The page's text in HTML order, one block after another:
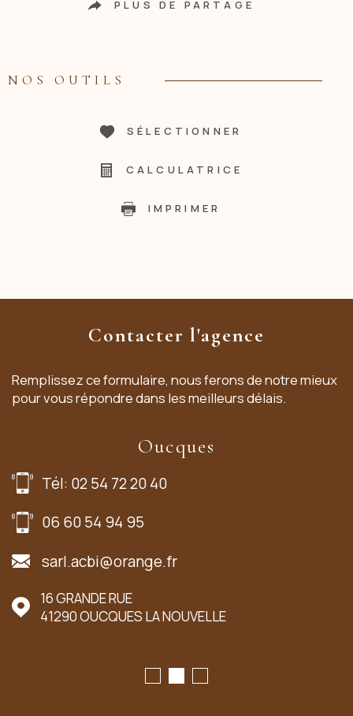
PLUS DE PARTAGE
NOS OUTILS
SÉLECTIONNER
CALCULATRICE
IMPRIMER
Contacter l'agence
Remplissez ce formulaire, nous ferons de notre mieux
pour vous répondre dans les meilleurs délais.
Oucques
Tél: 02 54 72 20 40
06 60 54 94 95
sarl.acbi@orange.fr
16 GRANDE RUE
41290 OUCQUES LA NOUVELLE